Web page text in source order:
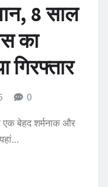
8 साल
का
गिरफ्तार
0
बेहद शर्मनाक और